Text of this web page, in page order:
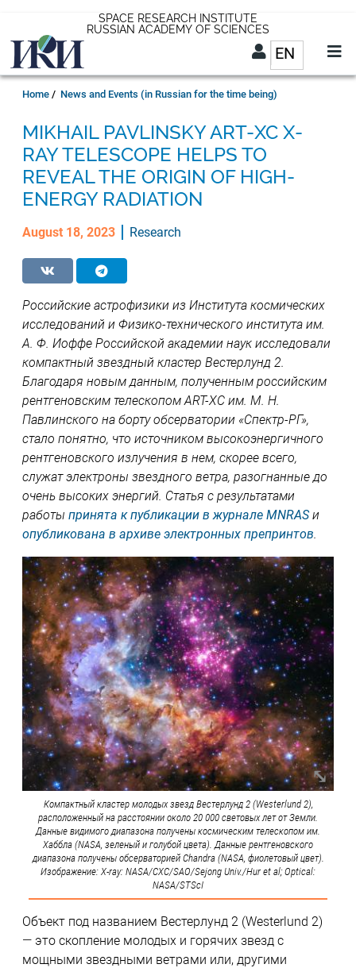
main
content
SPACE RESEARCH INSTITUTE
RUSSIAN ACADEMY OF SCIENCES
ENList
EN
Breadcrumb
Home News and Events (in Russian for the time being)
MIKHAIL PAVLINSKY ART-XC X-
RAY TELESCOPE HELPS TO
REVEAL THE ORIGIN OF HIGH-
ENERGY RADIATION
August 18, 2023 Research
Российские астрофизики из Института космических
исследований и Физико-технического института им.
А. Ф. Иоффе Российской академии наук исследовали
компактный звездный кластер Вестерлунд 2.
Благодаря новым данным, полученным российским
рентгеновским телескопом ART-XC им. М. Н.
Павлинского на борту обсерватории «Спектр-РГ»,
стало понятно, что источником высокоэнергичного
рентгеновского излучения в нем, скорее всего,
служат электроны звездного ветра, разогнанные до
очень высоких энергий. Статья с результатами
работы принята к публикации в журнале MNRASи
опубликована в архиве электронных препринтов.
Компактный кластер молодых звезд Вестерлунд 2 (Westerlund 2),
расположенный на расстоянии около 20 000 световых лет от Земли.
Данные видимого диапазона получены космическим телескопом им.
Хаббла (NASA, зеленый и голубой цвета). Данные рентгеновского
диапазона получены обсерваторией Chandra (NASA, фиолетовый цвет).
Изображение: X-ray: NASA/CXC/SAO/Sejong Univ./Hur et al; Optical:
NASA/STScI
Объект под названием Вестерлунд 2 (Westerlund 2)
— это скопление молодых и горячих звезд с
мощными звездными ветрами или, другими